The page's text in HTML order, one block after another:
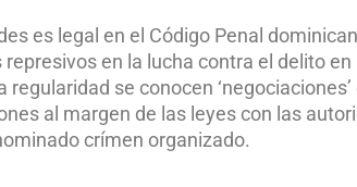
es legal en el Código Penal
en la lucha contra el delito
se conocen ‘negociaciones’
al margen de las leyes con las
crímen organizado.